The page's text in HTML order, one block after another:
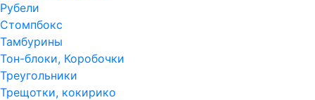
Рубели
Стомпбокс
Тамбурины
Тон-блоки, Коробочки
Треугольники
Трещотки, кокирико